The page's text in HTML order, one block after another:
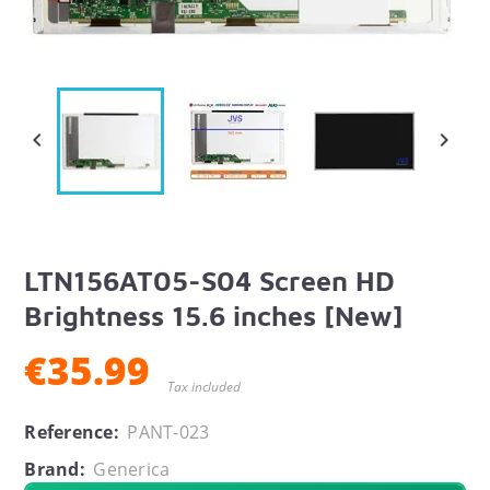
 
LTN156AT05-S04 Screen HD
Brightness 15.6 inches [New]
€35.99 Tax included
Reference: PANT-023
Brand: Generica